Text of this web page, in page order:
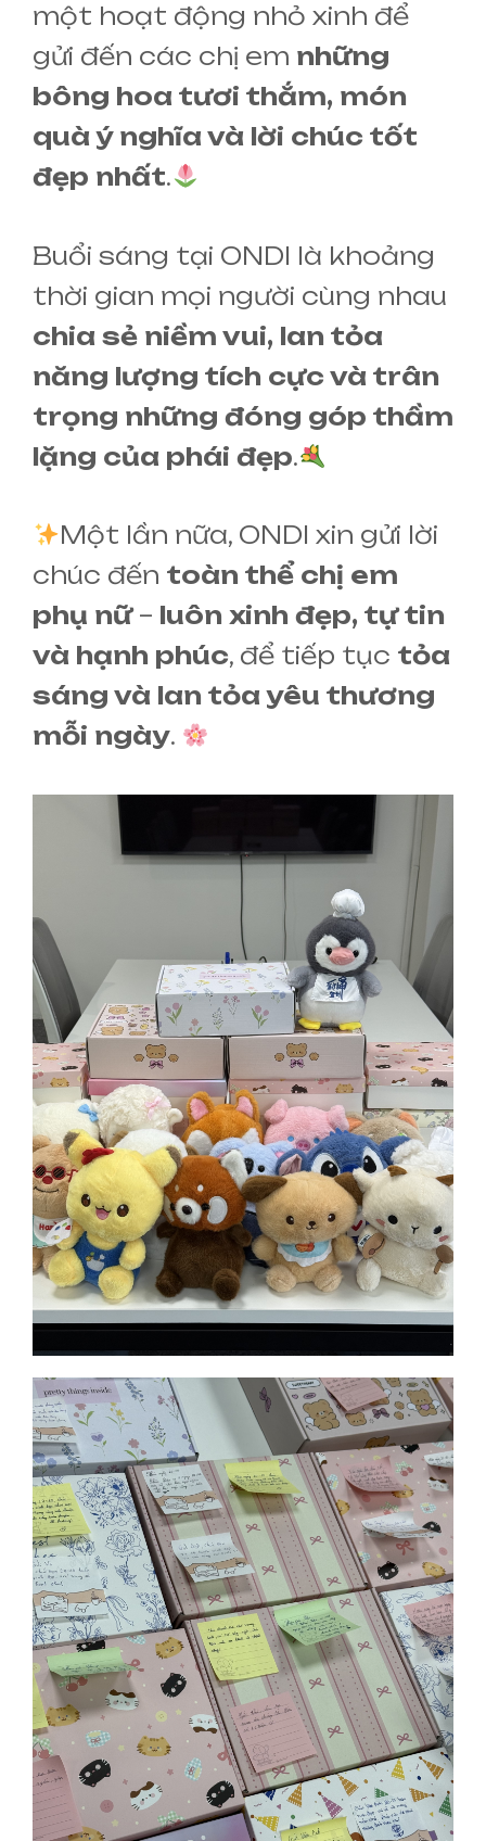
một hoạt động nhỏ xinh để
gửi đến các chị em những
bông hoa tươi thắm, món
quà ý nghĩa và lời chúc tốt
đẹp nhất.
Buổi sáng tại ONDI là khoảng
thời gian mọi người cùng nhau
chia sẻ niềm vui, lan tỏa
năng lượng tích cực và trân
trọng những đóng góp thầm
lặng của phái đẹp.
Một lần nữa, ONDI xin gửi lời
chúc đến toàn thể chị em
phụ nữ– luôn xinh đẹp, tự tin
và hạnh phúc, để tiếp tục tỏa
sáng và lan tỏa yêu thương
mỗi ngày.